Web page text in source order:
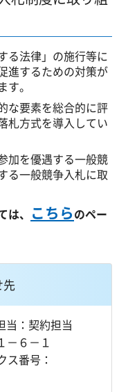
る法律」の施行等に
進するための対策が
。
な要素を総合的に評
札方式を導入してい
加を優遇する一般競
る一般競争入札に取
、 こちらのペー
先
当：契約担当
６－１
番号：